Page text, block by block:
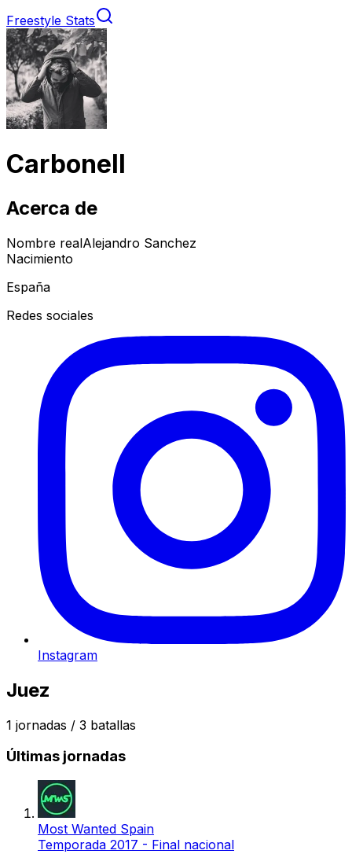
Freestyle Stats
Carbonell
Acerca de
Nombre realAlejandro Sanchez
Nacimiento
España
Redes sociales
Instagram
Juez
1 jornadas / 3 batallas
Últimas jornadas
Most Wanted Spain
Temporada 2017 - Final nacional